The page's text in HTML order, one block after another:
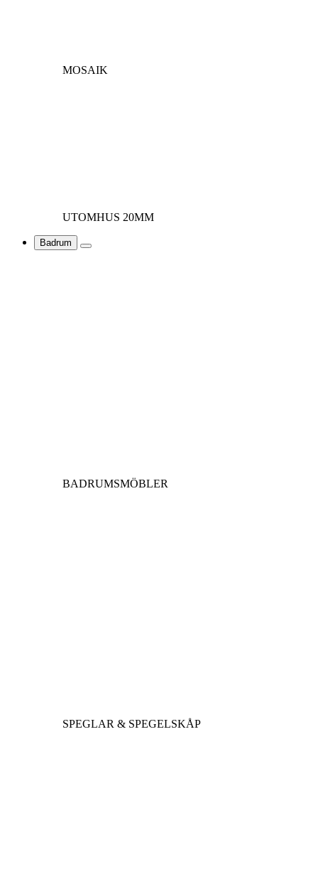
MOSAIK
UTOMHUS 20MM
Badrum
BADRUMSMÖBLER
SPEGLAR & SPEGELSKÅP